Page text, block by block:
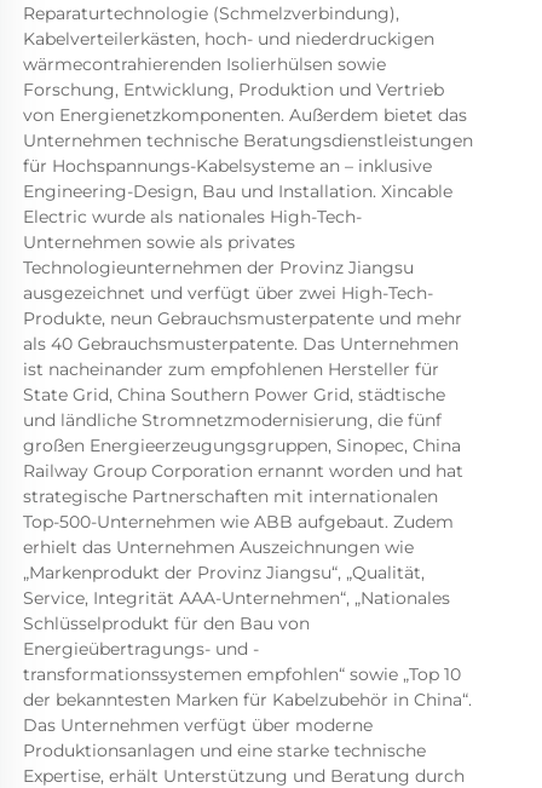
Reparaturtechnologie (Schmelzverbindung),
Kabelverteilerkästen, hoch- und niederdruckigen
wärmecontrahierenden Isolierhülsen sowie
Forschung, Entwicklung, Produktion und Vertrieb
von Energienetzkomponenten. Außerdem bietet das
Unternehmen technische Beratungsdienstleistungen
für Hochspannungs-Kabelsysteme an – inklusive
Engineering-Design, Bau und Installation. Xincable
Electric wurde als nationales High-Tech-
Unternehmen sowie als privates
Technologieunternehmen der Provinz Jiangsu
ausgezeichnet und verfügt über zwei High-Tech-
Produkte, neun Gebrauchsmusterpatente und mehr
als 40 Gebrauchsmusterpatente. Das Unternehmen
ist nacheinander zum empfohlenen Hersteller für
State Grid, China Southern Power Grid, städtische
und ländliche Stromnetzmodernisierung, die fünf
großen Energieerzeugungsgruppen, Sinopec, China
Railway Group Corporation ernannt worden und hat
strategische Partnerschaften mit internationalen
Top-500-Unternehmen wie ABB aufgebaut. Zudem
erhielt das Unternehmen Auszeichnungen wie
„Markenprodukt der Provinz Jiangsu“, „Qualität,
Service, Integrität AAA-Unternehmen“, „Nationales
Schlüsselprodukt für den Bau von
Energieübertragungs- und -
transformationssystemen empfohlen“ sowie „Top 10
der bekanntesten Marken für Kabelzubehör in China“.
Das Unternehmen verfügt über moderne
Produktionsanlagen und eine starke technische
Expertise, erhält Unterstützung und Beratung durch